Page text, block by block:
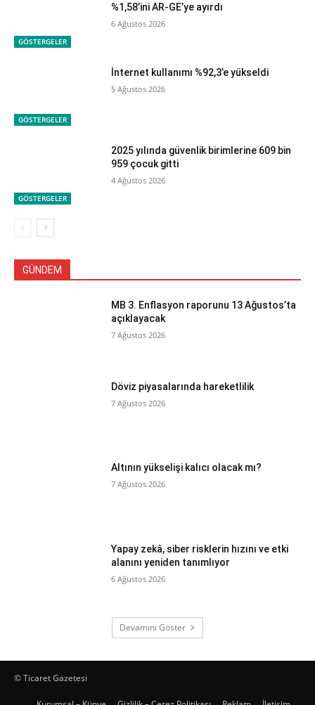
GÖSTERGELER
%1,58’ini AR-GE’ye ayırdı
6 Ağustos 2026
GÖSTERGELER
İnternet kullanımı %92,3’e yükseldi
5 Ağustos 2026
GÖSTERGELER
2025 yılında güvenlik birimlerine 609 bin
959 çocuk gitti
4 Ağustos 2026
GÜNDEM
MB 3. Enflasyon raporunu 13 Ağustos’ta
açıklayacak
7 Ağustos 2026
Döviz piyasalarında hareketlilik
7 Ağustos 2026
Altının yükselişi kalıcı olacak mı?
7 Ağustos 2026
Yapay zekâ, siber risklerin hızını ve etki
alanını yeniden tanımlıyor
6 Ağustos 2026
Devamını Göster
© Ticaret Gazetesi